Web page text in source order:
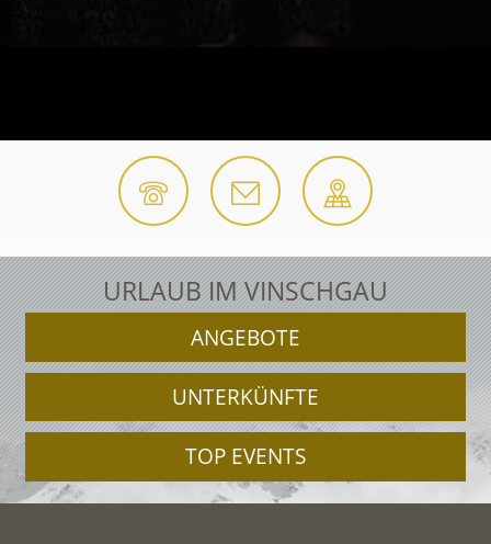
URLAUB IM VINSCHGAU
ANGEBOTE
UNTERKÜNFTE
TOP EVENTS